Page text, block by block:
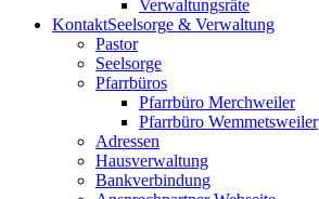
Verwaltungsräte
KontaktSeelsorge & Verwaltung
Pastor
Seelsorge
Pfarrbüros
Pfarrbüro Merchweiler
Pfarrbüro Wemmetsweiler
Adressen
Hausverwaltung
Bankverbindung